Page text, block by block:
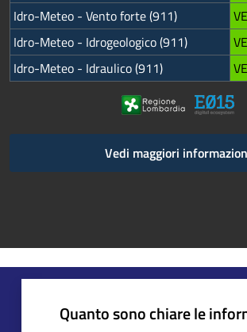
Idro-Meteo - Vento forte (911)
Idro-Meteo - Idrogeologico (911)
Idro-Meteo - Idraulico (911)
Vedi maggiori
Quanto sono chiare le